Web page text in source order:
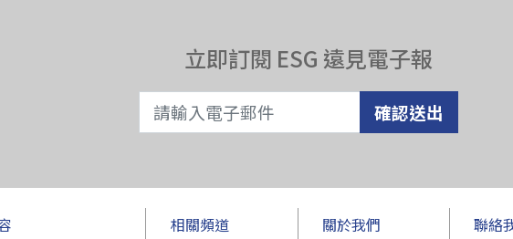
立即訂閱 ESG 遠見電子報
確認送出
相關頻道 關於我們 聯絡